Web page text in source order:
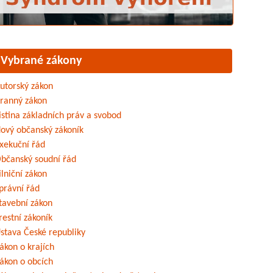
Vybrané zákony
zákon
zákon
základních práv a svobod
občanský zákoník
řád
soudní řád
zákon
řád
zákon
zákoník
České republiky
o krajích
o obcích